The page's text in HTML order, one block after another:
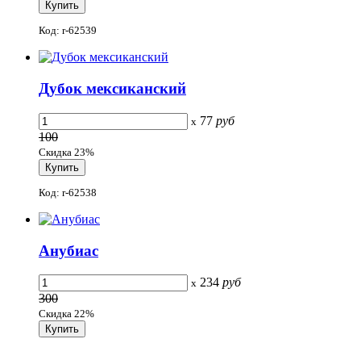
Код: r-62539
Дубок мексиканский
x 77 руб
100
Скидка 23%
Код: r-62538
Анубиас
x 234 руб
300
Скидка 22%